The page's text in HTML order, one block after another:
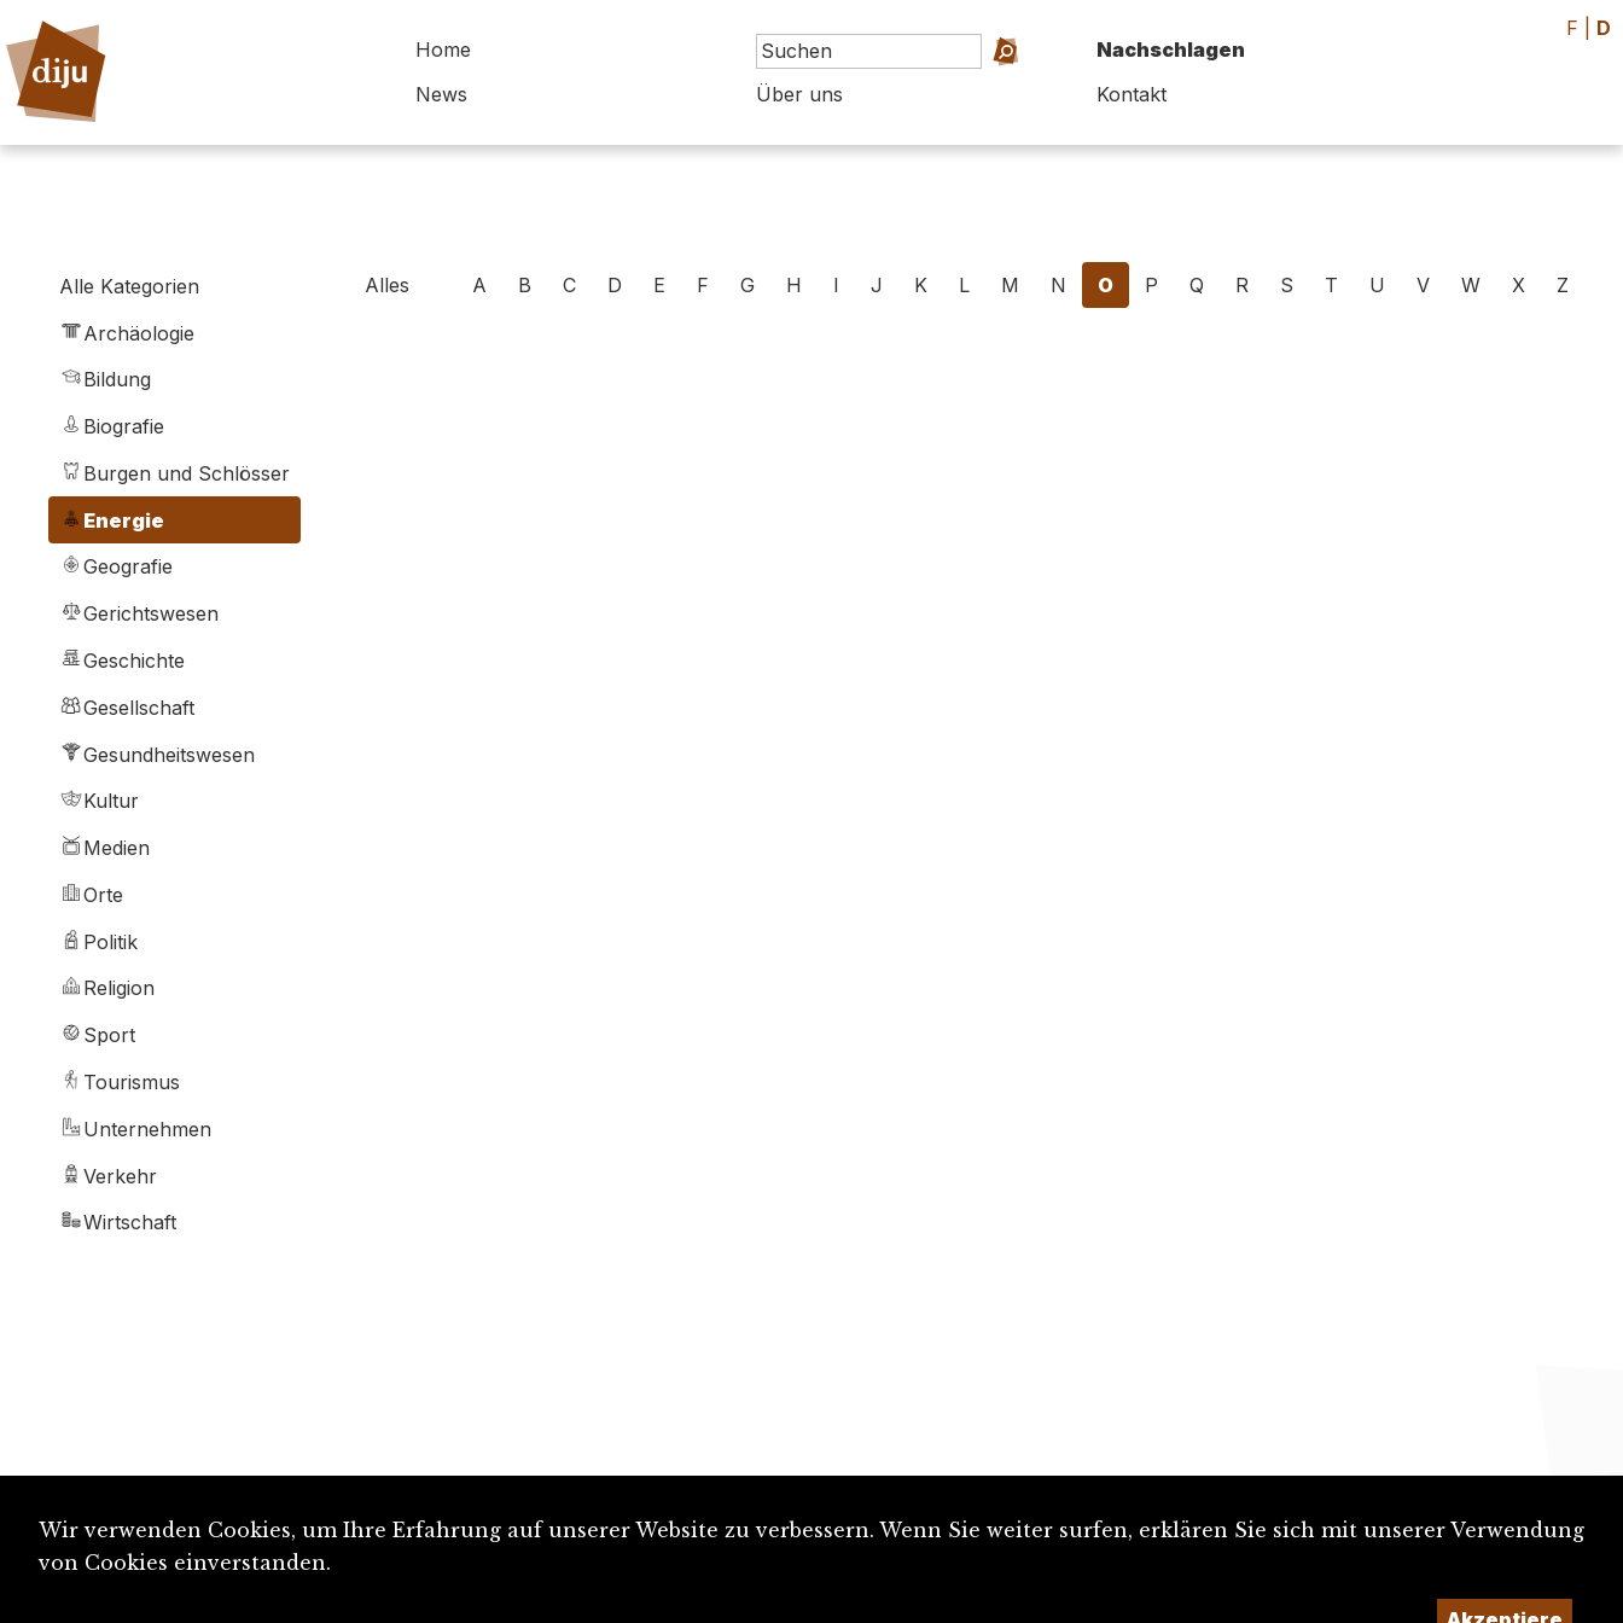
Home
Nachschlagen
News
Über uns Kontakt
F D
Alle Kategorien
Archäologie
Bildung
Biografie
Burgen und Schlösser
Energie
Geografie
Gerichtswesen
Geschichte
Gesellschaft
Gesundheitswesen
Kultur
Medien
Orte
Politik
Religion
Sport
Tourismus
Unternehmen
Verkehr
Wirtschaft
Alles A B C D E F G H I J K L M N O P Q R S T U V W X Z
Wir verwenden Cookies, um Ihre Erfahrung auf unserer Website zu verbessern. Wenn Sie weiter surfen, erklären Sie sich mit unserer Verwendung
von Cookies einverstanden.